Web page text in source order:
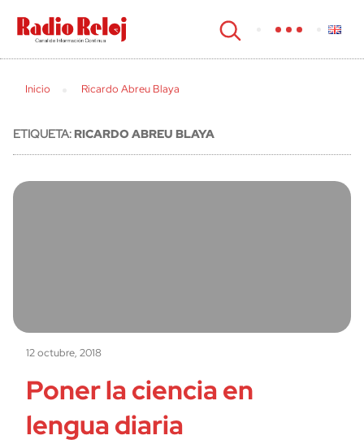
cerrar
Inicio Ricardo Abreu Blaya
ETIQUETA:RICARDO ABREU BLAYA
12 octubre, 2018
Poner la ciencia en
lengua diaria